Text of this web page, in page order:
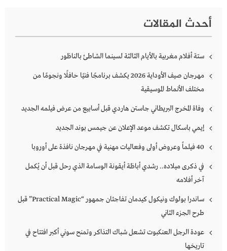
أحدث المقالات
ستة أفلام مغربية بالأيام الثالثة لسينما الشاطئ بالناظور
مهرجان صيف الأوداية 2026 يكشف برنامجًا فنيًا حافلًا ونجومًا من
مختلف الأنماط الموسيقية
وفاة المخرج البريطاني جاستن هاردي قبل أسابيع من عرض فيلمه الجديد
إيمي باسكال تكشف موعد الإعلان عن جيمس بوند الجديد
40 فيلماً وعروض أولى وفعاليات مهنية في مهرجان نافذة على أوروبا
في ذكرى ميلاده.. رشدي أباظة أيقونة الوسامة الذي رحل قبل أن يُكمل
آخر أفلامه
ساندرا بولوك ونيكول كيدمان تفاجئان جمهور “Practical Magic” قبل
طرح الجزء الثاني
عودة الرجل العنكبوت تشعل شباك التذاكر وتمنح سوني أكبر افتتاح في
تاريخها